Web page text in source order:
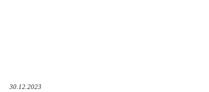
30.12.2023